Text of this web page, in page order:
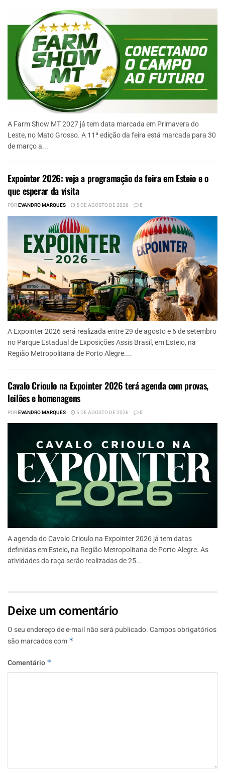
A Farm Show MT 2027 já tem data marcada em Primavera do
Leste, no Mato Grosso. A 11ª edição da feira está marcada para 30
de março a...
Expointer 2026: veja a programação da feira em Esteio e o
que esperar da visita
POREVANDRO MARQUES 5 DE AGOSTO DE 2026 0
A Expointer 2026 será realizada entre 29 de agosto e 6 de setembro
no Parque Estadual de Exposições Assis Brasil, em Esteio, na
Região Metropolitana de Porto Alegre....
Cavalo Crioulo na Expointer 2026 terá agenda com provas,
leilões e homenagens
POREVANDRO MARQUES 5 DE AGOSTO DE 2026 0
A agenda do Cavalo Crioulo na Expointer 2026 já tem datas
definidas em Esteio, na Região Metropolitana de Porto Alegre. As
atividades da raça serão realizadas de 25...
Deixe um comentário
O seu endereço de e-mail não será publicado.Campos obrigatórios
são marcados com *
Comentário *